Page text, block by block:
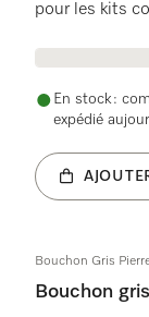
pour les kits
En stock :
expédié
Bouchon Gris
Bouchon